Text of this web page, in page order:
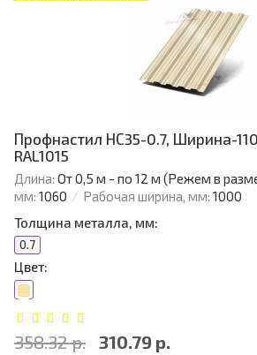
Профнастил НС35-0.7, Ширина-
RAL1015
Длина: От 0,5 м - по 12 м (Режем в
мм: 1060 Рабочая ширина, мм: 1000
Толщина металла, мм:
0.7
Цвет:
358.32 р. 310.79 р.